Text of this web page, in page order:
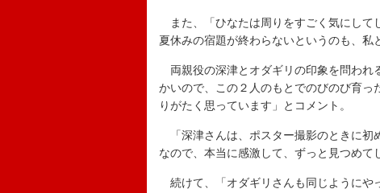
また、「ひなたは周りをすごく気にして
夏休みの宿題が終わらないというのも、私
両親役の深津とオダギリの印象を問われ
かいので、この２人のもとでのびのび育
りがたく思っています」とコメント。
「深津さんは、ポスター撮影のときに初
なので、本当に感激して、ずっと見つめて
続けて、「オダギリさんも同じようにや